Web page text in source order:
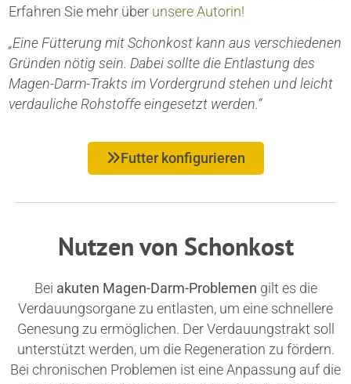
Erfahren Sie mehr über unsere Autorin!
„Eine Fütterung mit Schonkost kann aus verschiedenen
Gründen nötig sein. Dabei sollte die Entlastung des
Magen-Darm-Trakts im Vordergrund stehen und leicht
verdauliche Rohstoffe eingesetzt werden.“
Futter konfigurieren
Nutzen von Schonkost
Bei akuten Magen-Darm-Problemen gilt es die
Verdauungsorgane zu entlasten, um eine schnellere
Genesung zu ermöglichen. Der Verdauungstrakt soll
unterstützt werden, um die Regeneration zu fördern.
Bei chronischen Problemen ist eine Anpassung auf die